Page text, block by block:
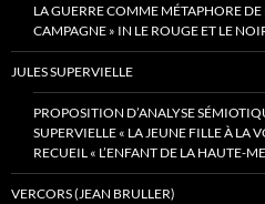
LA GUERRE COMME MÉTAPHORE DE
CAMPAGNE » IN LE ROUGE ET LE
JULES SUPERVIELLE
PROPOSITION D’ANALYSE
SUPERVIELLE « LA JEUNE FILLE À LA
RECUEIL « L’ENFANT DE LA HAUTE-
VERCORS (JEAN BRULLER)